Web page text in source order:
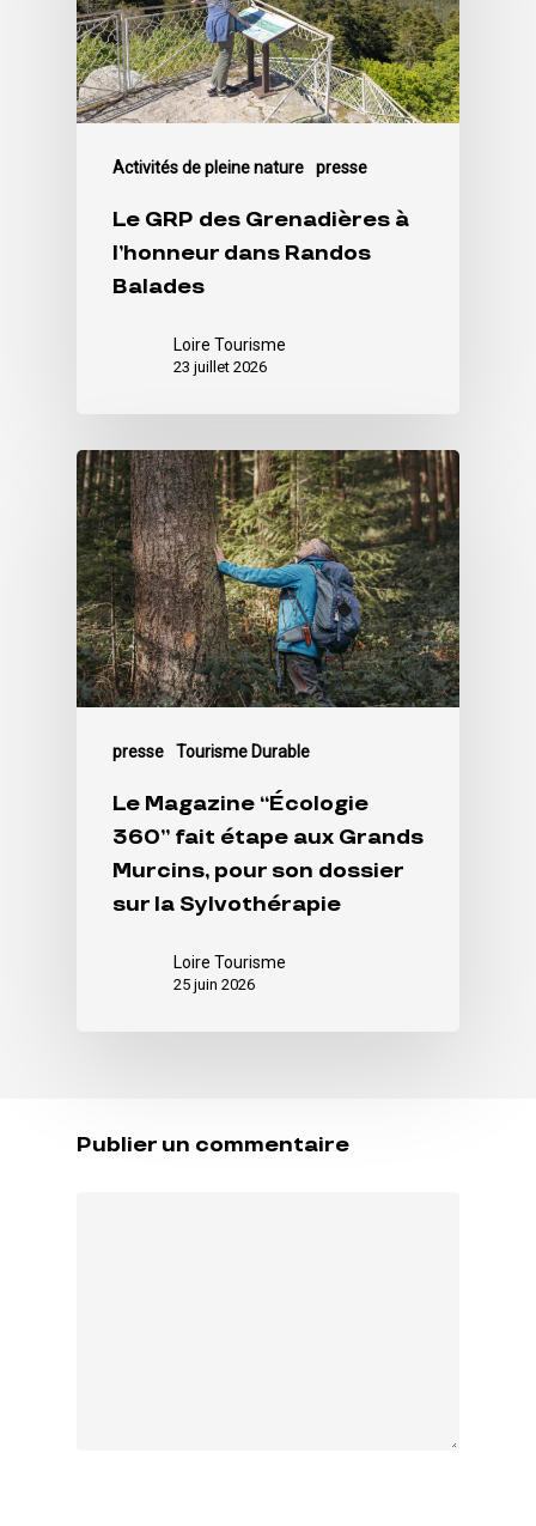
Activités de pleine nature presse
Le GRP des Grenadières à
l’honneur dans Randos
Balades
Loire Tourisme
23 juillet 2026
presse Tourisme Durable
Le Magazine “Écologie
360” fait étape aux Grands
Murcins, pour son dossier
sur la Sylvothérapie
Loire Tourisme
25 juin 2026
Publier un commentaire